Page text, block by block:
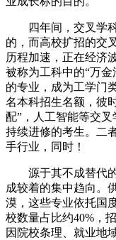
四年间，交叉学科
的，而高校扩招的交
历程加速，正在经济
被称为工科中的“万
的专业，成为工学门
名本科招生名额，彼
配”，人工智能等交
持续进修的考生。二
手行业，同时！
源于其不成替代的
成较着的集中趋向。
漠，这些专业依托国
校数量占比约40%，
因院校条理、就业地